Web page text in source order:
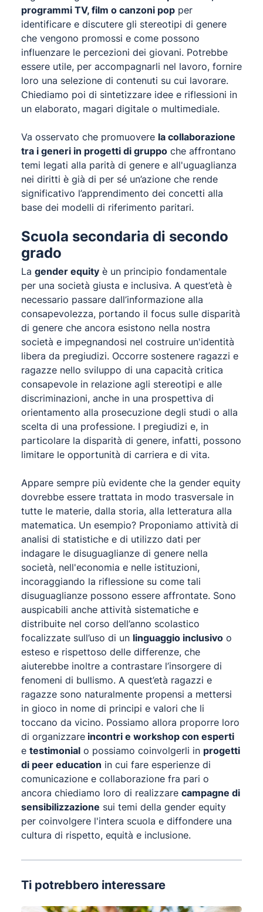
programmi TV, film o canzoni pop per
identificare e discutere gli stereotipi di genere
che vengono promossi e come possono
influenzare le percezioni dei giovani. Potrebbe
essere utile, per accompagnarli nel lavoro, fornire
loro una selezione di contenuti su cui lavorare.
Chiediamo poi di sintetizzare idee e riflessioni in
un elaborato, magari digitale o multimediale.
Va osservato che promuovere la collaborazione
tra i generi in progetti di gruppo che affrontano
temi legati alla parità di genere e all'uguaglianza
nei diritti è già di per sé un’azione che rende
significativo l’apprendimento dei concetti alla
base dei modelli di riferimento paritari.
Scuola secondaria di secondo
grado
La gender equity è un principio fondamentale
per una società giusta e inclusiva. A quest’età è
necessario passare dall’informazione alla
consapevolezza, portando il focus sulle disparità
di genere che ancora esistono nella nostra
società e impegnandosi nel costruire un'identità
libera da pregiudizi. Occorre sostenere ragazzi e
ragazze nello sviluppo di una capacità critica
consapevole in relazione agli stereotipi e alle
discriminazioni, anche in una prospettiva di
orientamento alla prosecuzione degli studi o alla
scelta di una professione. I pregiudizi e, in
particolare la disparità di genere, infatti, possono
limitare le opportunità di carriera e di vita.
Appare sempre più evidente che la gender equity
dovrebbe essere trattata in modo trasversale in
tutte le materie, dalla storia, alla letteratura alla
matematica. Un esempio? Proponiamo attività di
analisi di statistiche e di utilizzo dati per
indagare le disuguaglianze di genere nella
società, nell'economia e nelle istituzioni,
incoraggiando la riflessione su come tali
disuguaglianze possono essere affrontate. Sono
auspicabili anche attività sistematiche e
distribuite nel corso dell’anno scolastico
focalizzate sull’uso di un linguaggio inclusivo o
esteso e rispettoso delle differenze, che
aiuterebbe inoltre a contrastare l’insorgere di
fenomeni di bullismo. A quest’età ragazzi e
ragazze sono naturalmente propensi a mettersi
in gioco in nome di principi e valori che li
toccano da vicino. Possiamo allora proporre loro
di organizzare incontri e workshop con esperti
e testimonial o possiamo coinvolgerli in progetti
di peer education in cui fare esperienze di
comunicazione e collaborazione fra pari o
ancora chiediamo loro di realizzare campagne di
sensibilizzazione sui temi della gender equity
per coinvolgere l'intera scuola e diffondere una
cultura di rispetto, equità e inclusione.
Ti potrebbero interessare